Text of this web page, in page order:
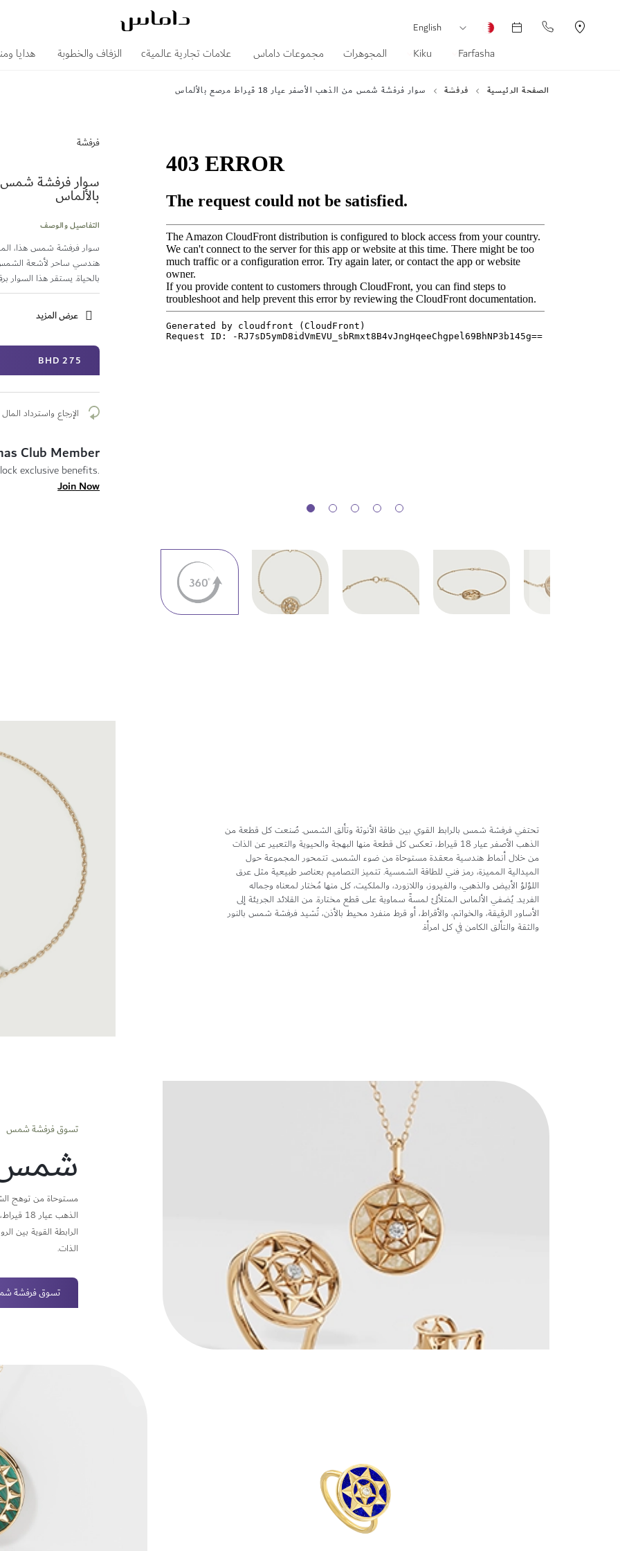
العملة لغة
English
Farfasha
Kiku المجوهرات مجموعات داماس علامات تجارية عالميةc الزفاف والخطوبة هدايا
الصفحة الرئيسية فرفشة سوار فرفشة شمس من الذهب الأصفر عيار 18 قيراط مرصع بالألماس
فرفشة
بالألماس
التفاصيل والوصف
هندسي ساحر لأشعة
بالحياة. يستقر هذا السوار
عرض المزيد
275 BHD
الإرجاع واسترداد
Club Member
exclusive benefits.
Join Now
تحتفي فرفشة شمس بالرابط القوي بين طاقة الأنوثة وتألق الشمس. صُنعت كل قطعة من
الذهب الأصفر عيار 18 قيراط، تعكس كل قطعة منها البهجة والحيوية والتعبير عن الذات
من خلال أنماط هندسية معقدة مستوحاة من ضوء الشمس. تتمحور المجموعة حول
الميدالية المميزة، رمز فني للطاقة الشمسية. تتميز التصاميم بعناصر طبيعية مثل عرق
اللؤلؤ الأبيض والذهبي، والفيروز، واللازورد، والملكيت، كل منها مُختار لمعناه وجماله
الفريد. يُضفي الألماس المتلألئ لمسةً سماوية على قطع مختارة. من القلائد الجريئة إلى
الأساور الرقيقة، والخواتم، والأقراط، أو قرط منفرد محيط بالأذن، تُشيد فرفشة شمس بالنور
والثقة والتألق الكامن في كل امرأة.
تسوق فرفشة شمس
مستوحاة من توهج
الذهب
الرابطة القوية بين
الذات.
تسوق فرفشة